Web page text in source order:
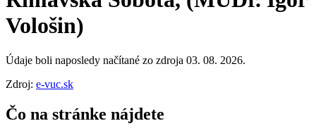
Vološin)
Údaje boli naposledy načítané zo zdroja 03. 08. 2026.
Zdroj: e-vuc.sk
Čo na stránke nájdete